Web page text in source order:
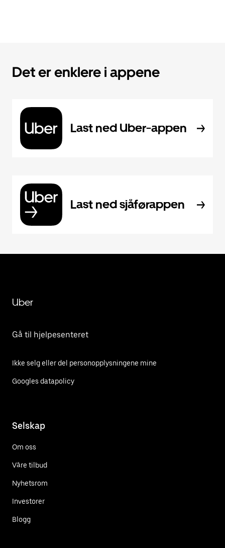
Det er enklere i appene
Last ned Uber-appen
Last ned sjåførappen
Uber
Gå til hjelpesenteret
Ikke selg eller del personopplysningene mine
Googles datapolicy
Selskap
Om oss
Våre tilbud
Nyhetsrom
Investorer
Blogg